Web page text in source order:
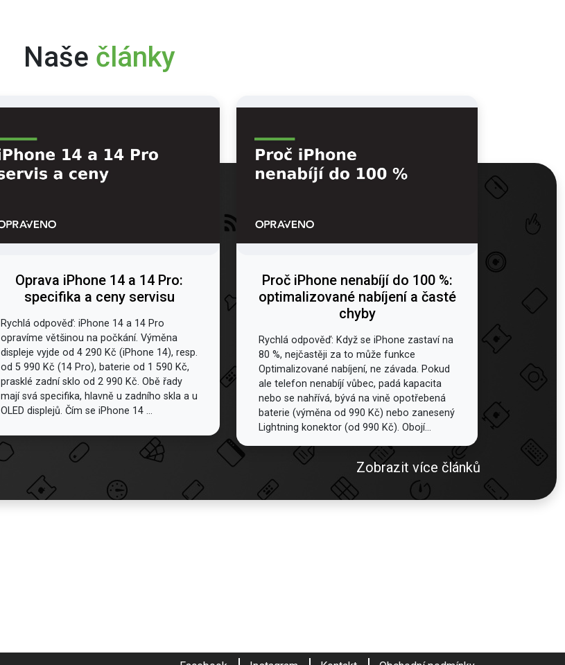
Naše články
Oprava iPhone 14 a 14 Pro:
specifika a ceny servisu
Rychlá odpověď: iPhone 14 a 14 Pro
opravíme většinou na počkání. Výměna
displeje vyjde od 4 290 Kč (iPhone 14), resp.
od 5 990 Kč (14 Pro), baterie od 1 590 Kč,
prasklé zadní sklo od 2 990 Kč. Obě řady
mají svá specifika, hlavně u zadního skla a u
OLED displejů. Čím se iPhone 14 ...
Proč iPhone nenabíjí do 100 %:
optimalizované nabíjení a časté
chyby
Rychlá odpověď: Když se iPhone zastaví na
80 %, nejčastěji za to může funkce
Optimalizované nabíjení, ne závada. Pokud
ale telefon nenabíjí vůbec, padá kapacita
nebo se nahřívá, bývá na vině opotřebená
baterie (výměna od 990 Kč) nebo zanesený
Lightning konektor (od 990 Kč). Obojí...
Zobrazit více článků